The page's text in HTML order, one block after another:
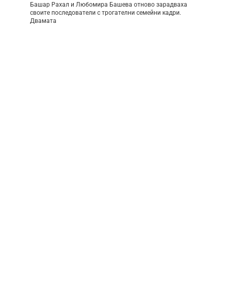
Башар Рахал и Любомира Башева отново зарадваха
своите последователи с трогателни семейни кадри.
Двамата